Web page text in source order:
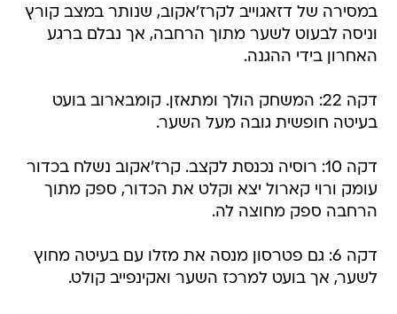
במסירה של דזאגוייב לקרז'אקוב, שנותר במצב קורץ
וניסה לבעוט לשער מתוך הרחבה, אך נבלם ברגע
האחרון בידי ההגנה.
דקה 22: המשחק הולך ומתאזן. קומבארוב בועט
בעיטה חופשית גובה מעל השער.
דקה 10: רוסיה נכנסת לקצב. קרז'אקוב נשלח בכדור
עומק ורוי קארול יצא וקלט את הכדור, ספק מתוך
הרחבה ספק מחוצה לה.
דקה 6: גם פטרסון מנסה את מזלו עם בעיטה מחוץ
לשער, אך בועט למרכז השער ואקינפייב קולט.